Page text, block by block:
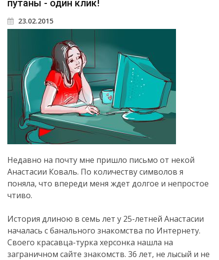
путаны - один клик!
23.02.2015
Недавно на почту мне пришло письмо от некой
Анастасии Коваль. По количеству символов я
поняла, что впереди меня ждет долгое и непростое
чтиво.
История длиною в семь лет у 25-летней Анастасии
началась с банального знакомства по Интернету.
Своего красавца-турка херсонка нашла на
заграничном сайте знакомств. 36 лет, не лысый и не